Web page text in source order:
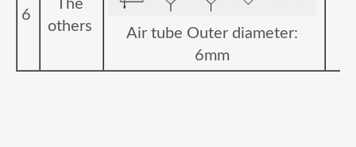
6
The
others
Air tube Outer diameter:
6mm